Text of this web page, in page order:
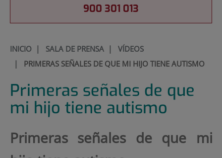
900 301 013
INICIO| SALA DE PRENSA| VÍDEOS
| PRIMERAS SEÑALES DE QUE MI HIJO TIENE AUTISMO
Primeras señales de que
mi hijo tiene autismo
Primeras señales de que mi